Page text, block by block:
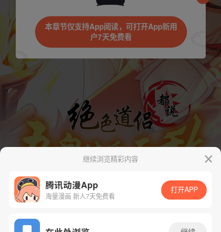
App免费看
继续浏览精彩内容
腾讯动漫App
海量漫画 新人7天免费看
打开APP
本章节仅支持App阅读，可打开App新用
户7天免费看
是否前往腾漫App继续阅读
立即前往